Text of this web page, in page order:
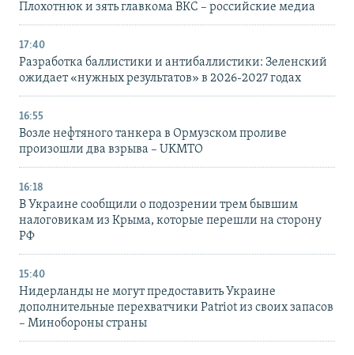
Плохотнюк и зять главкома ВКС – российские медиа
17:40
Разработка баллистики и антибаллистики: Зеленский
ожидает «нужных результатов» в 2026-2027 годах
16:55
Возле нефтяного танкера в Ормузском проливе
произошли два взрыва – UKMTO
16:18
В Украине сообщили о подозрении трем бывшим
налоговикам из Крыма, которые перешли на сторону
РФ
15:40
Нидерланды не могут предоставить Украине
дополнительные перехватчики Patriot из своих запасов
– Минобороны страны